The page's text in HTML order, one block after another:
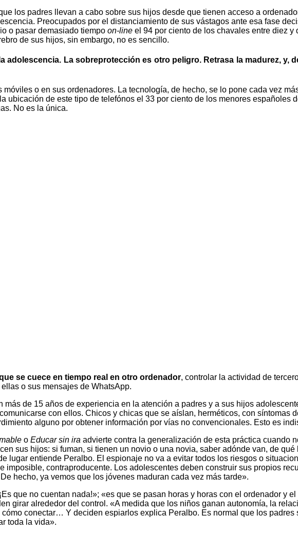
los padres llevan a cabo sobre sus hijos desde que tienen acceso a
Preocupados por el distanciamiento de sus vástagos ante esa fase
o pasar demasiado tiempo on-line el 94 por ciento de los chavales entre diez
de sus hijos, sin embargo, no es sencillo.
adolescencia. La sobreprotección es otro peligro. Retrasa la madurez, y,
o en sus ordenadores. La tecnología, de hecho, se lo pone cada vez
ubicación de este tipo de telefónos el 33 por ciento de los menores españoles
No es la única.
se cuece en tiempo real en otro ordenador, controlar la actividad de
o sus mensajes de WhatsApp.
de 15 años de experiencia en la atención a padres y a sus hijos
con ellos. Chicos y chicas que se aíslan, herméticos, con síntomas
alguno por obtener información por vías no convencionales. Esto es
o Educar sin ira advierte contra la generalización de esta práctica cuando
sus hijos: si fuman, si tienen un novio o una novia, saber adónde van, de
lugar entiende Peralbo. El espionaje no va a evitar todos los riesgos o
contraproducente. Los adolescentes deben construir sus propios
De hecho, ya vemos que los jóvenes maduran cada vez más tarde».
que no cuentan nada!»; «es que se pasan horas y horas con el ordenador y
girar alrededor del control. «A medida que los niños ganan autonomía, la
conectar… Y deciden espiarlos explica Peralbo. Es normal que los
toda la vida».